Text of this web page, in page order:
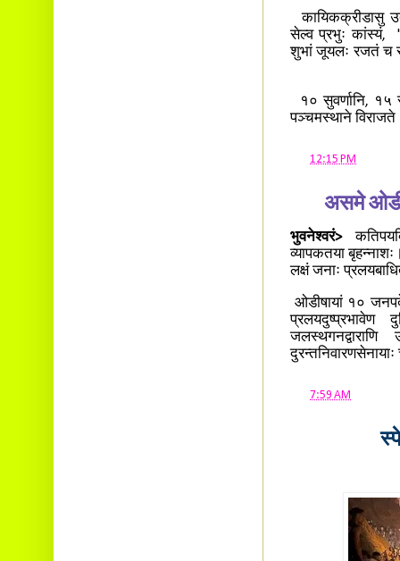
कायिकक्रीडासु
सेल्व प्रभुः कांस्यं,
शुभां जूयलः रजतं च
१० सुवर्णानि, १५
पञ्चमस्थाने
12:15 PM
असमे
भुवनेश्वरं>
व्यापकतया
लक्षं जनाः
ओडीषायां १०
प्रलयदुष्प्रभावेण
जलस्थगनद्वाराणि
दुरन्तनिवारणसेनायाः
7:59 AM